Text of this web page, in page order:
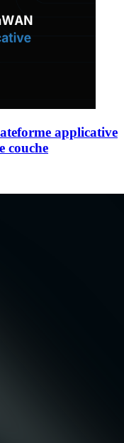
applicative
couche